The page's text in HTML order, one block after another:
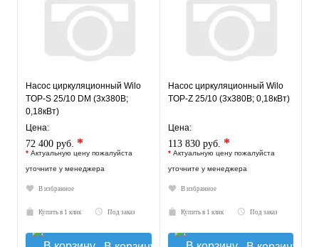
Насос циркуляционный Wilo
TOP-S 25/10 DM (3х380В;
0,18кВт)
Цена:
72 400 руб. *
* Актуальную цену пожалуйста
уточните у менеджера
В избранное
Купить в 1 клик Под заказ
Насос циркуляционный Wilo
TOP-Z 25/10 (3х380В; 0,18кВт)
Цена:
113 830 руб. *
* Актуальную цену пожалуйста
уточните у менеджера
В избранное
Купить в 1 клик Под заказ